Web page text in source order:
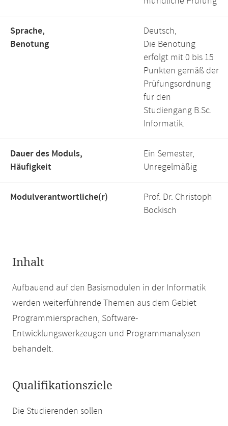
Sprache,
Benotung
Deutsch,
Die Benotung
erfolgt mit 0 bis 15
Punkten gemäß der
Prüfungsordnung
für den
Studiengang B.Sc.
Informatik.
Dauer des Moduls,
Häufigkeit
Ein Semester,
Unregelmäßig
Modulverantwortliche(r)
Prof. Dr. Christoph
Bockisch
Inhalt
Aufbauend auf den Basismodulen in der Informatik
werden weiterführende Themen aus dem Gebiet
Programmiersprachen, Software-
Entwicklungswerkzeugen und Programmanalysen
behandelt.
Qualifikationsziele
Die Studierenden sollen